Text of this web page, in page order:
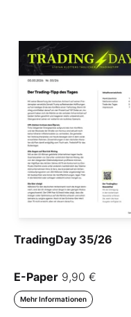
TradingDay 35/26
E-Paper 9,90 €
Mehr Informationen